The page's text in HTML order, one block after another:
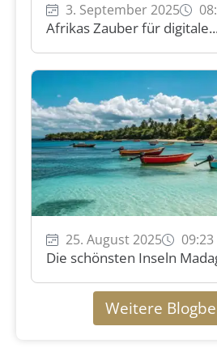
3. September 2025
Afrikas Zauber für
25. August 2025 09:23
Die schönsten Inseln
Weitere